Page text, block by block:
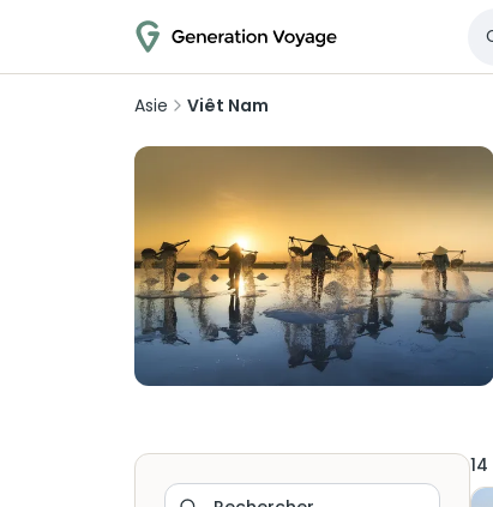
Asie Viêt Nam
14